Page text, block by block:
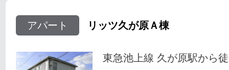
アパート リッツ久が原Ａ棟
東急池上線 久が原駅から